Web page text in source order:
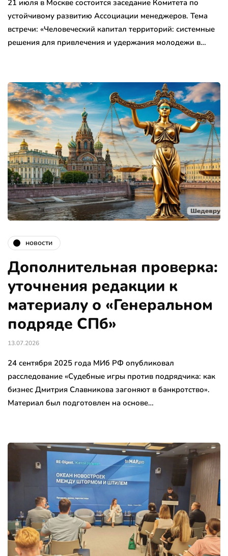
21 июля в Москве состоится заседание Комитета по
устойчивому развитию Ассоциации менеджеров. Тема
встречи: «Человеческий капитал территорий: системные
решения для привлечения и удержания молодежи в…
новости
Дополнительная проверка:
уточнения редакции к
материалу о «Генеральном
подряде СПб»
13.07.2026
24 сентября 2025 года МИб РФ опубликовал
расследование «Судебные игры против подрядчика: как
бизнес Дмитрия Славникова загоняют в банкротство».
Материал был подготовлен на основе…